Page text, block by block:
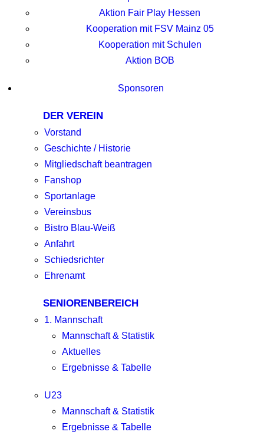
Aktion Fair Play Hessen
Kooperation mit FSV Mainz 05
Kooperation mit Schulen
Aktion BOB
Sponsoren
DER VEREIN
Vorstand
Geschichte / Historie
Mitgliedschaft beantragen
Fanshop
Sportanlage
Vereinsbus
Bistro Blau-Weiß
Anfahrt
Schiedsrichter
Ehrenamt
SENIORENBEREICH
1. Mannschaft
Mannschaft & Statistik
Aktuelles
Ergebnisse & Tabelle
U23
Mannschaft & Statistik
Ergebnisse & Tabelle